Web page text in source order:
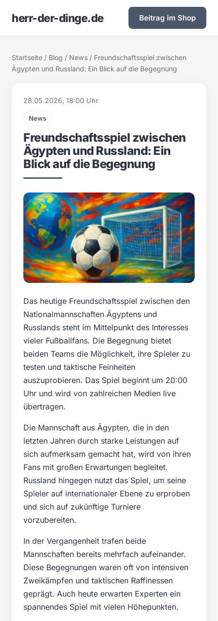
herr-der-dinge.de Beitrag im Shop
Startseite / Blog / News / Freundschaftsspiel zwischen
Ägypten und Russland: Ein Blick auf die Begegnung
28.05.2026, 18:00 Uhr
News
Freundschaftsspiel zwischen
Ägypten und Russland: Ein
Blick auf die Begegnung
Das heutige Freundschaftsspiel zwischen den
Nationalmannschaften Ägyptens und
Russlands steht im Mittelpunkt des Interesses
vieler Fußballfans. Die Begegnung bietet
beiden Teams die Möglichkeit, ihre Spieler zu
testen und taktische Feinheiten
auszuprobieren. Das Spiel beginnt um 20:00
Uhr und wird von zahlreichen Medien live
übertragen.
Die Mannschaft aus Ägypten, die in den
letzten Jahren durch starke Leistungen auf
sich aufmerksam gemacht hat, wird von ihren
Fans mit großen Erwartungen begleitet.
Russland hingegen nutzt das Spiel, um seine
Spieler auf internationaler Ebene zu erproben
und sich auf zukünftige Turniere
vorzubereiten.
In der Vergangenheit trafen beide
Mannschaften bereits mehrfach aufeinander.
Diese Begegnungen waren oft von intensiven
Zweikämpfen und taktischen Raffinessen
geprägt. Auch heute erwarten Experten ein
spannendes Spiel mit vielen Höhepunkten.